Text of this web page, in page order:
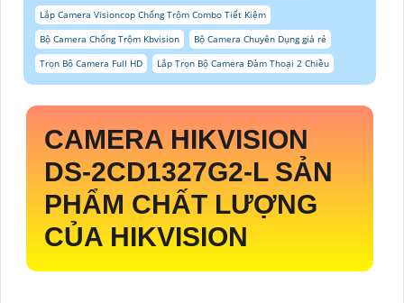
Lắp Camera Visioncop Chống Trộm Combo Tiết Kiệm
Bộ Camera Chống Trộm Kbvision
Bộ Camera Chuyên Dụng giá rẻ
Trọn Bộ Camera Full HD
Lắp Trọn Bộ Camera Đàm Thoại 2 Chiều
CAMERA HIKVISION
DS-2CD1327G2-L SẢN
PHẨM CHẤT LƯỢNG
CỦA HIKVISION